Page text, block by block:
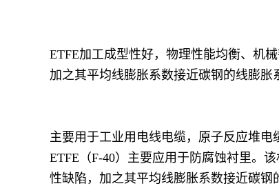
ETFE加工成型性好，物理性能均衡、机
加之其平均线膨胀系数接近碳钢的线膨胀
主要用于工业用电线电缆，原子反应堆电
ETFE（F-40）主要应用于防腐蚀衬里。
性缺陷，加之其平均线膨胀系数接近碳钢